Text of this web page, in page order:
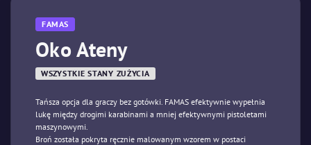
FAMAS
Oko Ateny
WSZYSTKIE STANY ZUŻYCIA
Tańsza opcja dla graczy bez gotówki. FAMAS efektywnie wypełnia
lukę między drogimi karabinami a mniej efektywnymi pistoletami
maszynowymi.
Broń została pokryta ręcznie malowanym wzorem w postaci